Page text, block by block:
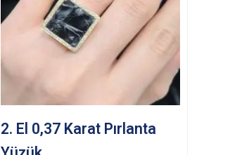
2. El 0,37 Karat Pırlanta